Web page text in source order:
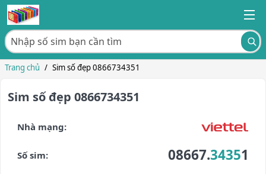
Trang chủ / Sim số đẹp 0866734351
Sim số đẹp 0866734351
Nhà mạng:
Số sim: 08667.34351